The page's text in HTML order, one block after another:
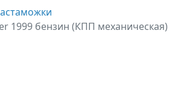
1999 бензин (КПП механическая)